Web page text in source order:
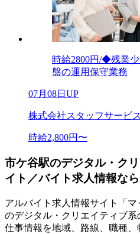
時給2800円/◆残業
盤の運用保守業務
07月08日UP
株式会社スタッフサービ
時給2,800円〜
市ケ谷駅のデジタル・ク
イト／バイト求人情報な
アルバイト求人情報サイト「
のデジタル・クリエイティブ
仕事情報を地域、路線、職種